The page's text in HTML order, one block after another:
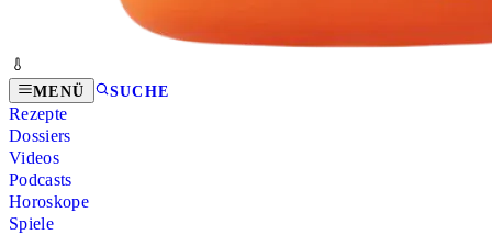
MENÜ SUCHE
Rezepte
Dossiers
Videos
Podcasts
Horoskope
Spiele